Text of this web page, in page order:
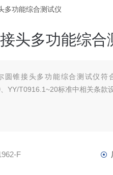
多功能综合测试仪
头多功能综合
圆锥接头多功能综合测试仪符
YY/T0916.1~20标准中相关条款
F